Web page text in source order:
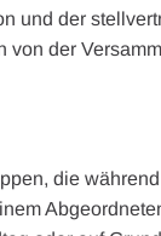
und der
der
die